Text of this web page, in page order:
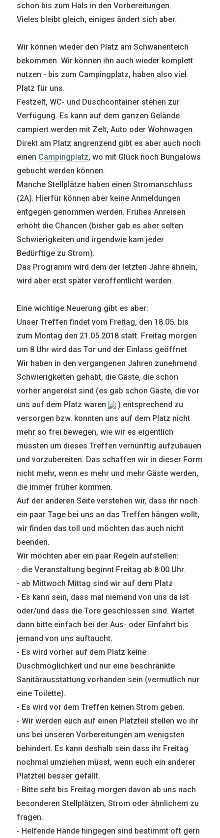
schon bis zum Hals in den Vorbereitungen.
Vieles bleibt gleich, einiges ändert sich aber.
Wir können wieder den Platz am Schwanenteich
bekommen. Wir können ihn auch wieder komplett
nutzen - bis zum Campingplatz, haben also viel
Platz für uns.
Festzelt, WC- und Duschcontainer stehen zur
Verfügung. Es kann auf dem ganzen Gelände
campiert werden mit Zelt, Auto oder Wohnwagen.
Direkt am Platz angrenzend gibt es aber auch noch
einen Campingplatz, wo mit Glück noch Bungalows
gebucht werden können.
Manche Stellplätze haben einen Stromanschluss
(2A). Hierfür können aber keine Anmeldungen
entgegen genommen werden. Frühes Anreisen
erhöht die Chancen (bisher gab es aber selten
Schwierigkeiten und irgendwie kam jeder
Bedürftige zu Strom).
Das Programm wird dem der letzten Jahre ähneln,
wird aber erst später veröffentlicht werden.
Eine wichtige Neuerung gibt es aber:
Unser Treffen findet vom Freitag, den 18.05. bis
zum Montag den 21.05.2018 statt. Freitag morgen
um 8 Uhr wird das Tor und der Einlass geöffnet.
Wir haben in den vergangenen Jahren zunehmend
Schwierigkeiten gehabt, die Gäste, die schon
vorher angereist sind (es gab schon Gäste, die vor
uns auf dem Platz waren
) entsprechend zu
versorgen bzw. konnten uns auf dem Platz nicht
mehr so frei bewegen, wie wir es eigentlich
müssten um dieses Treffen vernünftig aufzubauen
und vorzubereiten. Das schaffen wir in dieser Form
nicht mehr, wenn es mehr und mehr Gäste werden,
die immer früher kommen.
Auf der anderen Seite verstehen wir, dass ihr noch
ein paar Tage bei uns an das Treffen hängen wollt,
wir finden das toll und möchten das auch nicht
beenden.
Wir möchten aber ein paar Regeln aufstellen:
- die Veranstaltung beginnt Freitag ab 8:00 Uhr.
- ab Mittwoch Mittag sind wir auf dem Platz
- Es kann sein, dass mal niemand von uns da ist
oder/und dass die Tore geschlossen sind. Wartet
dann bitte einfach bei der Aus- oder Einfahrt bis
jemand von uns auftaucht.
- Es wird vorher auf dem Platz keine
Duschmöglichkeit und nur eine beschränkte
Sanitärausstattung vorhanden sein (vermutlich nur
eine Toilette).
- Es wird vor dem Treffen keinen Strom geben.
- Wir werden euch auf einen Platzteil stellen wo ihr
uns bei unseren Vorbereitungen am wenigsten
behindert. Es kann deshalb sein dass ihr Freitag
nochmal umziehen müsst, wenn euch ein anderer
Platzteil besser gefällt.
- Bitte seht bis Freitag morgen davon ab uns nach
besonderen Stellplätzen, Strom oder ähnlichem zu
fragen.
- Helfende Hände hingegen sind bestimmt oft gern